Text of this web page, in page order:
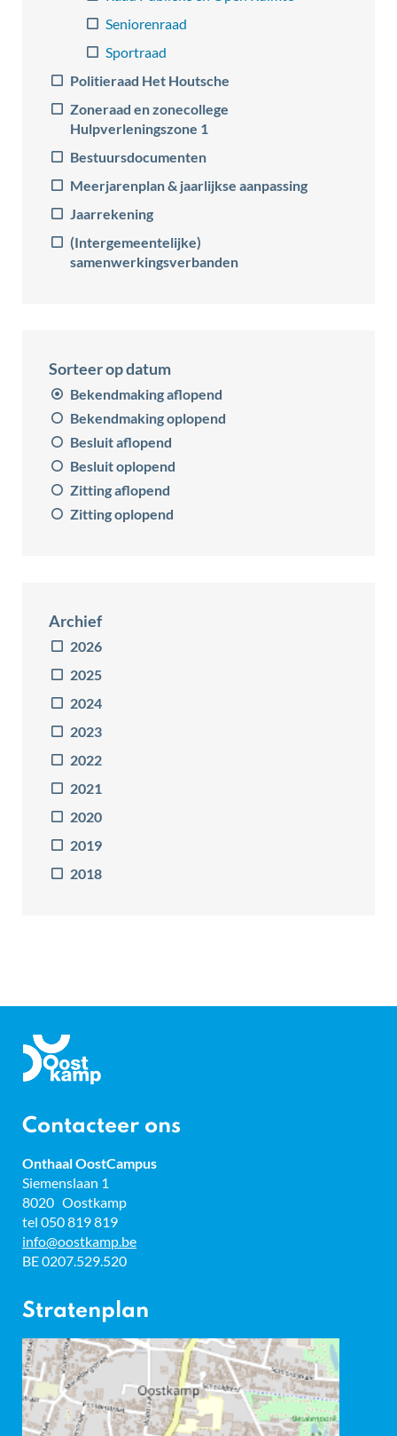
Seniorenraad
Sportraad
Politieraad Het Houtsche
Zoneraad en zonecollege
Hulpverleningszone 1
Bestuursdocumenten
Meerjarenplan & jaarlijkse aanpassing
Jaarrekening
(Intergemeentelijke)
samenwerkingsverbanden
Sorteer op datum
Bekendmaking aflopend
Bekendmaking oplopend
Besluit aflopend
Besluit oplopend
Zitting aflopend
Zitting oplopend
Archief
2026
2025
2024
2023
2022
2021
2020
2019
2018
Gemeente
Oostkamp
Contacteer ons
Onthaal OostCampus
Adres
Siemenslaan 1
8020 Oostkamp
tel 050 819 819
E-
mail
info@oostkamp.be
BTW
BE 0207.529.520
Stratenplan